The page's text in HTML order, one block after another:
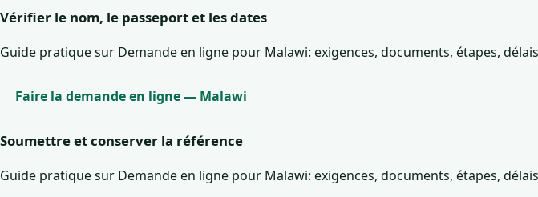
Vérifier le nom, le passeport et les dates
Guide pratique sur Demande en ligne pour Malawi: exigences, documents, étapes,
Faire la demande en ligne — Malawi
Soumettre et conserver la référence
Guide pratique sur Demande en ligne pour Malawi: exigences, documents, étapes,